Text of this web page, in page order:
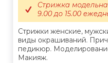
Стрижки женские,
виды окрашиваний.
педикюр.
Макияж.
Стрижка
9.00 до 15.00